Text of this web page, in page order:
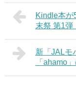
Kindle本が
末祭 第1弾
新「JALモ
「ahamo